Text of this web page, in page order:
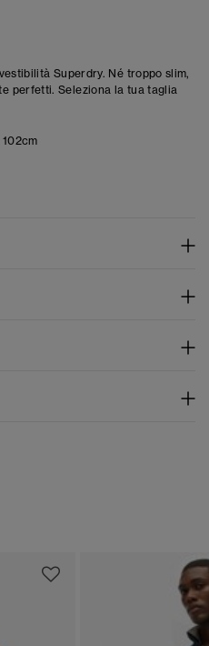
Superdry. Né troppo slim,
perfetti. Seleziona la tua taglia